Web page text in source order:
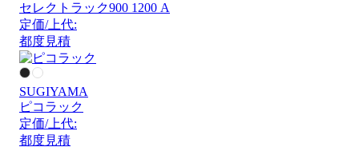
セレクトラック900 1200 A
定価/上代:
都度見積
SUGIYAMA
ピコラック
定価/上代:
都度見積